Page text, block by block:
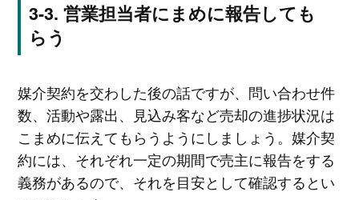
営業担当者にまめに報告しても
らう
媒介契約を交わした後の話ですが、問い合わせ件
数、活動や露出、見込み客など売却の進捗状況は
こまめに伝えてもらうようにしましょう。媒介契
約には、それぞれ一定の期間で売主に報告をする
義務があるので、それを目安として確認するとい